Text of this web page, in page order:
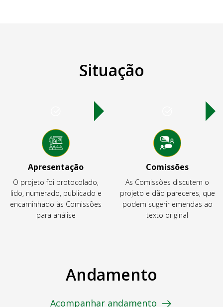
Situação
Apresentação
O projeto foi protocolado,
lido, numerado, publicado e
encaminhado às Comissões
para análise
Comissões
As Comissões discutem o
projeto e dão pareceres, que
podem sugerir emendas ao
texto original
Andamento
Acompanhar andamento